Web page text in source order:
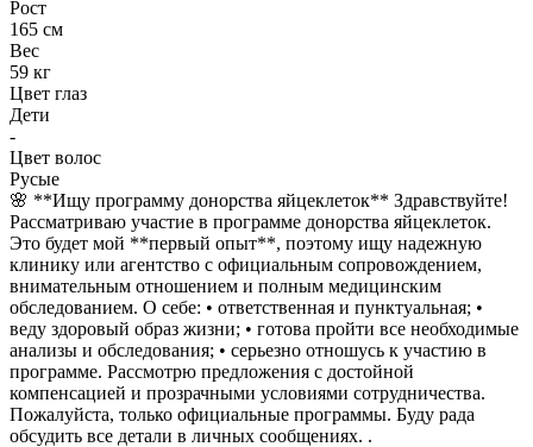
Рост
165 см
Вес
59 кг
Цвет глаз
Дети
-
Цвет волос
Русые
🌸 **Ищу программу донорства яйцеклеток** Здравствуйте!
Рассматриваю участие в программе донорства яйцеклеток.
Это будет мой **первый опыт**, поэтому ищу надежную
клинику или агентство с официальным сопровождением,
внимательным отношением и полным медицинским
обследованием. О себе: • ответственная и пунктуальная; •
веду здоровый образ жизни; • готова пройти все необходимые
анализы и обследования; • серьезно отношусь к участию в
программе. Рассмотрю предложения с достойной
компенсацией и прозрачными условиями сотрудничества.
Пожалуйста, только официальные программы. Буду рада
обсудить все детали в личных сообщениях. .